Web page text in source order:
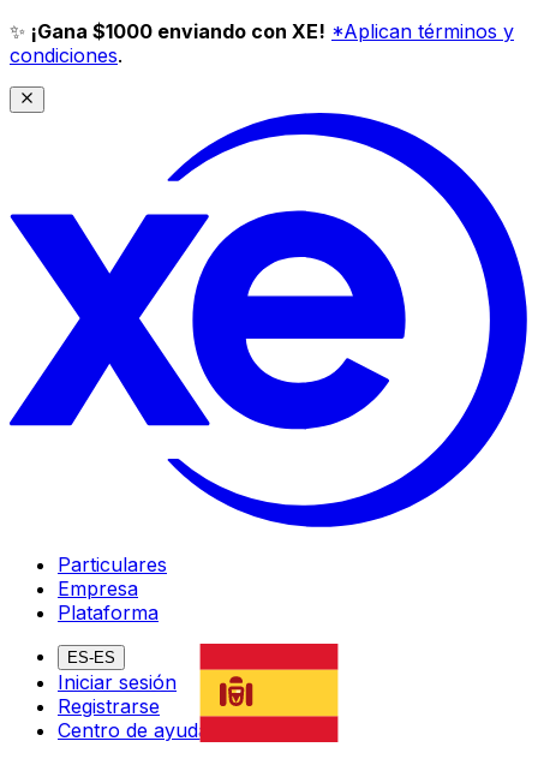
✨ ¡Gana $1000 enviando con XE! *Aplican términos y
condiciones.
Particulares
Empresa
Plataforma
ES-ES
Iniciar sesión
Registrarse
Centro de ayuda